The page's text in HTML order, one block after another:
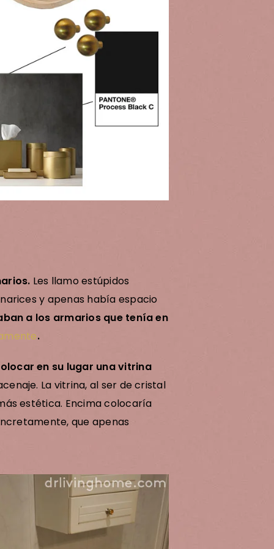
Les llamo estúpidos
y apenas había espacio
a los armarios que tenía en
.
en su lugar una vitrina
La vitrina, al ser de cristal
estética. Encima colocaría
que apenas